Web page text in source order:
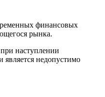
финансовых
рынка.
наступлении
недопустимо